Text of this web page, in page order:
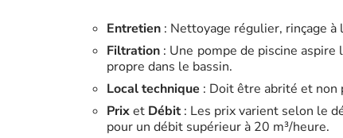
Entretien : Nettoyage régulier, rinçage
Filtration : Une pompe de piscine aspire
propre dans le bassin.
Local technique : Doit être abrité et non
Prixet Débit : Les prix varient selon le
pour un débit supérieur à 20 m³/heure.